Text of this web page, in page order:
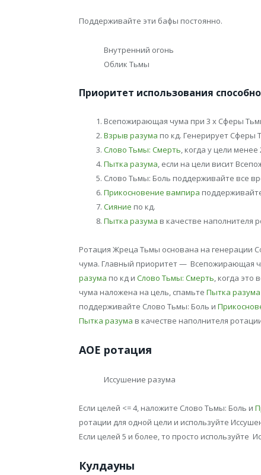
Поддерживайте эти бафы постоянно.
Внутренний огонь
Облик Тьмы
Приоритет использования
Всепожирающая чума при 3 х Сферы
Взрыв разума по кд. Генерирует Сферы
Слово Тьмы: Смерть, когда у цели
Пытка разума, если на цели висит
Слово Тьмы: Боль поддерживайте все
Прикосновение вампира
Сияние по кд.
Пытка разума в качестве наполнителя
Ротация Жреца Тьмы основана на генерации
чума. Главный приоритет — Всепожирающая
разума по кд и Слово Тьмы: Смерть, когда
чума наложена на цель, спамьте Пытка разума
поддерживайте Слово Тьмы: Боль и
Пытка разума в качестве наполнителя
АОЕ ротация
Иссушение разума
Если целей <= 4, наложите Слово Тьмы: Боль и
ротации для одной цели и используйте
Если целей 5 и более, то просто используйте
Кулдауны